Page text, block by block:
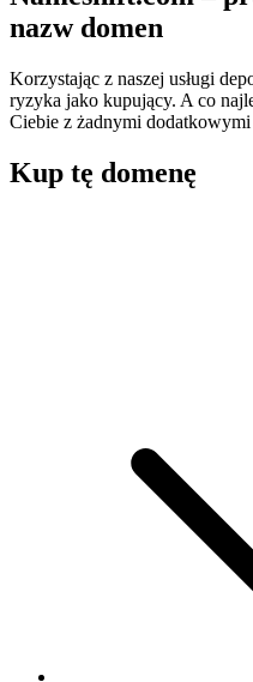
nazw domen
Korzystając z naszej usługi
ryzyka jako kupujący. A co
Ciebie z żadnymi dodatkowymi
Kup tę domenę